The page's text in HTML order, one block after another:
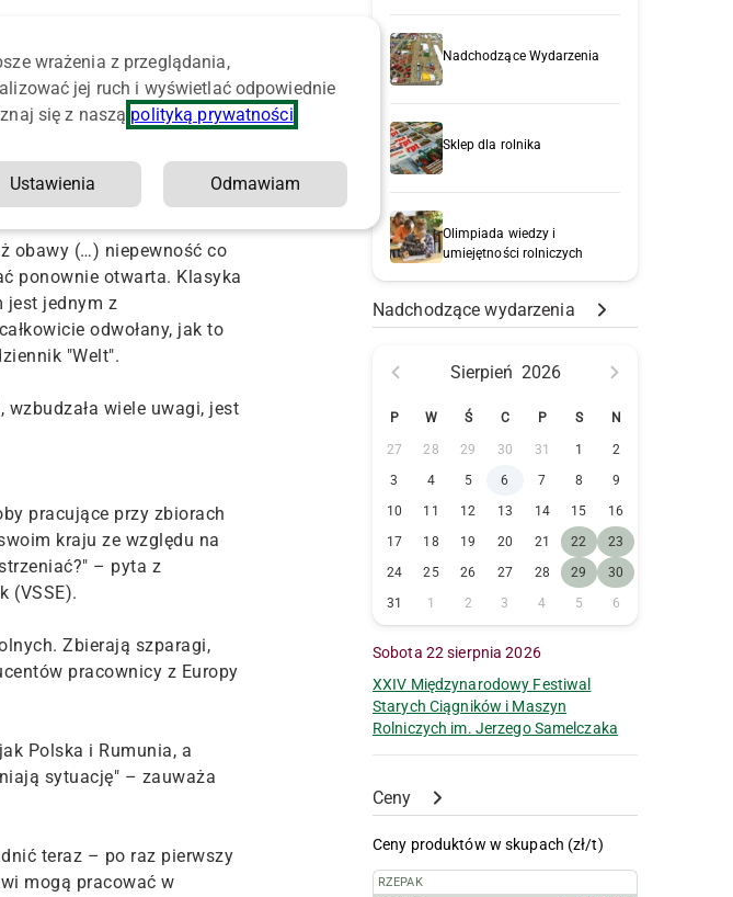
na północy oczekuje
spożywa rocznie ich
obszar, na
tys. ton.
obawy (…) niepewność co
ponownie otwarta. Klasyka
jest jednym z
odwołany, jak to
"Welt".
wiele uwagi, jest
pracujące przy zbiorach
kraju ze względu na
– pyta z
(VSSE).
Zbierają szparagi,
pracownicy z Europy
Polska i Rumunia, a
sytuację" – zauważa
teraz – po raz pierwszy
mogą pracować w
Nadchodzące Wydarzenia
Sklep dla rolnika
Olimpiada wiedzy i
umiejętności rolniczych
Nadchodzące wydarzenia
Sierpień 2026
P W Ś C P S N
27 28 29 30 31 1
2
3
4 5 6 7 8
9
10
11 12 13 14 15
16
17
18 19 20 21 22
23
24
25 26 27 28 29
30
31
1 2 3 4 5 6
Sobota 22 sierpnia 2026
XXIV Międzynarodowy Festiwal
Starych Ciągników i Maszyn
Rolniczych im. Jerzego Samelczaka
Ceny
Ceny produktów w skupach (zł/t)
RZEPAK
wrażenia z przeglądania,
jej ruch i wyświetlać odpowiednie
się z naszą polityką prywatności
Ustawienia Odmawiam